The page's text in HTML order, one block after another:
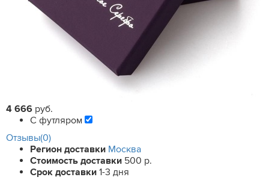
4 666 руб.
С футляром
Отзывы(0)
Регион доставки Москва
Стоимость доставки 500 р.
Срок доставки 1-3 дня